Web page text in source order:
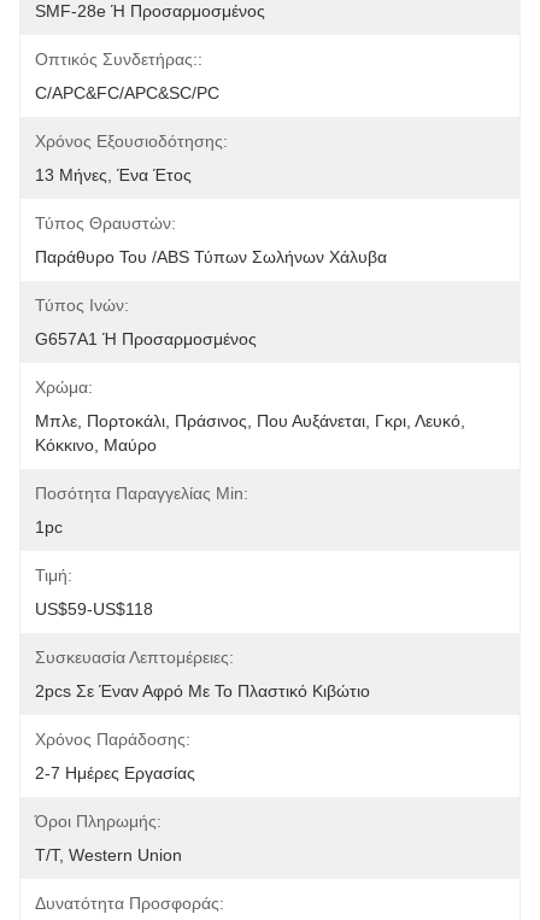
SMF-28e Ή Προσαρμοσμένος
Οπτικός Συνδετήρας::
C/APC&FC/APC&SC/PC
Χρόνος Εξουσιοδότησης:
13 Μήνες, Ένα Έτος
Τύπος Θραυστών:
Παράθυρο Του /ABS Τύπων Σωλήνων Χάλυβα
Τύπος Ινών:
G657A1 Ή Προσαρμοσμένος
Χρώμα:
Μπλε, Πορτοκάλι, Πράσινος, Που Αυξάνεται, Γκρι, Λευκό,
Κόκκινο, Μαύρο
Ποσότητα Παραγγελίας Min:
1pc
Τιμή:
US$59-US$118
Συσκευασία Λεπτομέρειες:
2pcs Σε Έναν Αφρό Με Το Πλαστικό Κιβώτιο
Χρόνος Παράδοσης:
2-7 Ημέρες Εργασίας
Όροι Πληρωμής:
T/T, Western Union
Δυνατότητα Προσφοράς: